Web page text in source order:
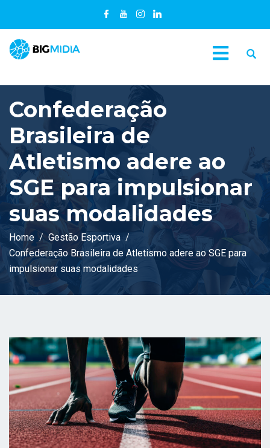
Confederação
Brasileira de
Atletismo adere ao
SGE para impulsionar
suas modalidades
Home
Gestão Esportiva
Confederação Brasileira de Atletismo adere ao SGE para
impulsionar suas modalidades